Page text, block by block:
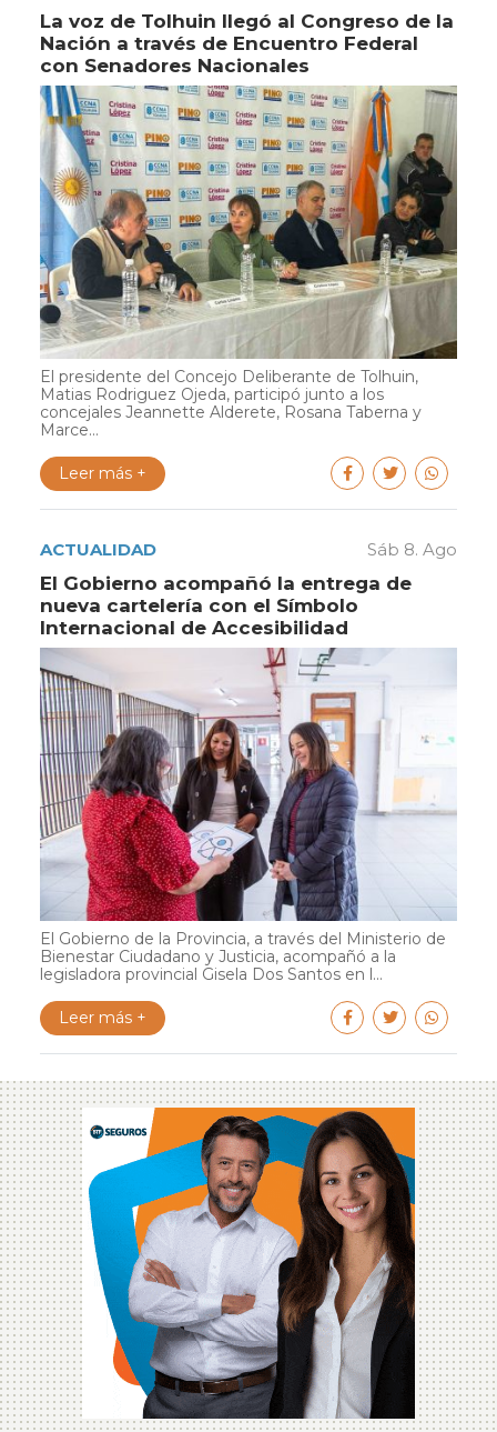
La voz de Tolhuin llegó al Congreso de la
Nación a través de Encuentro Federal
con Senadores Nacionales
El presidente del Concejo Deliberante de Tolhuin,
Matias Rodriguez Ojeda, participó junto a los
concejales Jeannette Alderete, Rosana Taberna y
Marce...
Leer más +
ACTUALIDAD Sáb 8. Ago
El Gobierno acompañó la entrega de
nueva cartelería con el Símbolo
Internacional de Accesibilidad
El Gobierno de la Provincia, a través del Ministerio de
Bienestar Ciudadano y Justicia, acompañó a la
legisladora provincial Gisela Dos Santos en l...
Leer más +